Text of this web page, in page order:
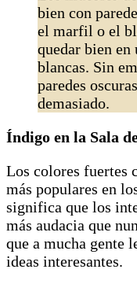
bien con
el marfil o el
quedar bien en
blancas. Sin
paredes
demasiado.
Índigo en la Sala
Los colores fuertes
más populares en
significa que los
más audacia que
que a mucha gente
ideas interesantes.